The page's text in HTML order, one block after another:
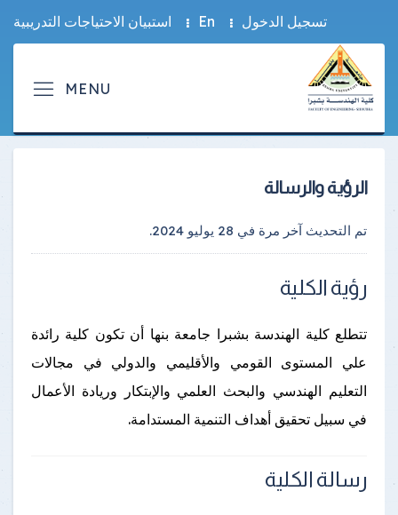
تسجيل الدخول En استبيان الاحتياجات التدريبية
الرؤية والرسالة
تم التحديث آخر مرة في 28 يوليو 2024 .
رؤية الكلية
تتطلع كلية الهندسة بشبرا جامعة بنها أن تكون كلية رائدة
علي المستوى القومي والأقليمي والدولي في مجالات
التعليم الهندسي والبحث العلمي والإبتكار وريادة الأعمال
في سبيل تحقيق أهداف التنمية المستدامة.
رسالة الكلية